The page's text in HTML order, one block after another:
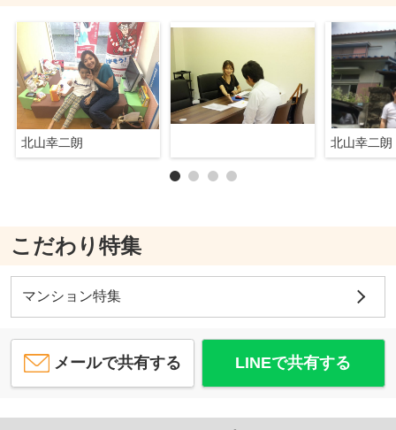
北山幸二朗 北山幸二朗
こだわり特集
マンション特集
メールで共有する LINEで共有する